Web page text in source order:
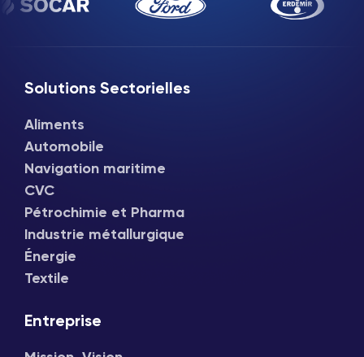
Solutions Sectorielles
Aliments
Automobile
Navigation maritime
CVC
Pétrochimie et Pharma
Industrie métallurgique
Énergie
Textile
Entreprise